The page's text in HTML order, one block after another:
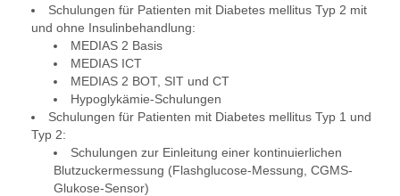
Schulungen für Patienten mit Diabetes mellitus Typ 2 mit
und ohne Insulinbehandlung:
MEDIAS 2 Basis
MEDIAS ICT
MEDIAS 2 BOT, SIT und CT
Hypoglykämie-Schulungen
Schulungen für Patienten mit Diabetes mellitus Typ 1 und
Typ 2:
Schulungen zur Einleitung einer kontinuierlichen
Blutzuckermessung (Flashglucose-Messung, CGMS-
Glukose-Sensor)